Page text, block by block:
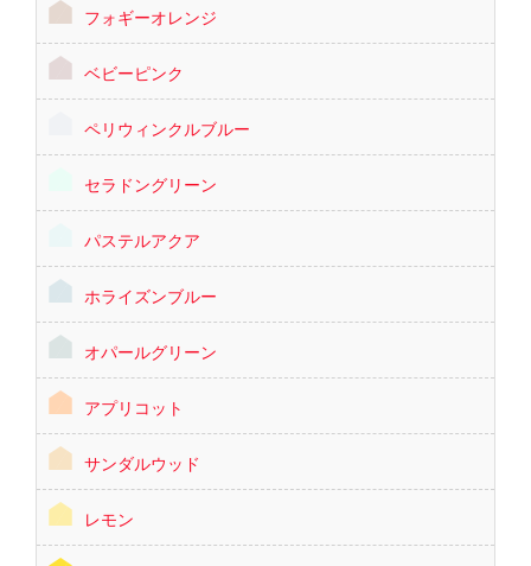
フォギーオレンジ
ベビーピンク
ペリウィンクルブルー
セラドングリーン
パステルアクア
ホライズンブルー
オパールグリーン
アプリコット
サンダルウッド
レモン